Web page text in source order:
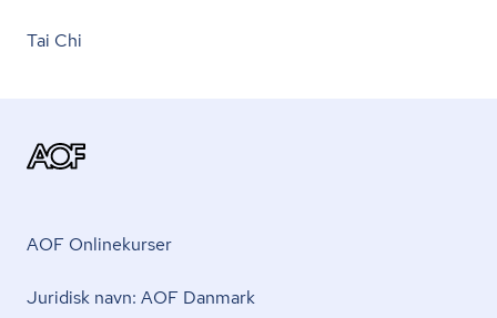
Tai Chi
AOF Onlinekurser
Juridisk navn: AOF Danmark